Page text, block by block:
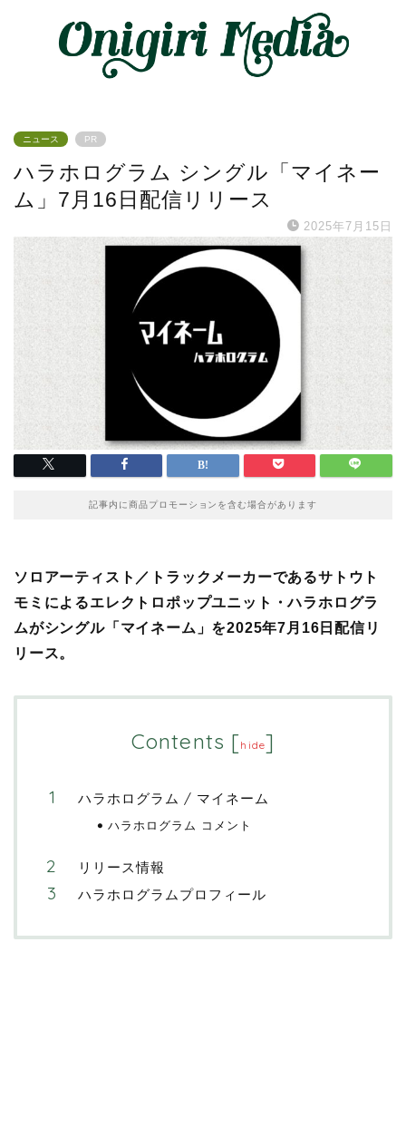
ニュース PR
ハラホログラム シングル「マイネー
ム」7月16日配信リリース
2025年7月15日
記事内に商品プロモーションを含む場合があります
ソロアーティスト／トラックメーカーであるサトウト
モミによるエレクトロポップユニット・ハラホログラ
ムがシングル「マイネーム」を2025年7月16日配信リ
リース。
Contents [hide]
ハラホログラム / マイネーム
ハラホログラム コメント
リリース情報
ハラホログラムプロフィール